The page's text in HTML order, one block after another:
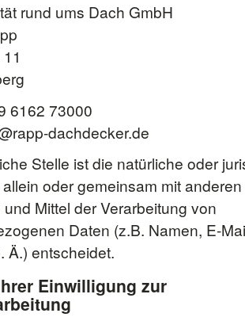
rund ums Dach GmbH
6162 73000
dachdecker.de
Stelle ist die natürliche oder
oder gemeinsam mit
Mittel der Verarbeitung von
Daten (z.B. Namen, E-
Ä.) entscheidet.
Einwilligung zur